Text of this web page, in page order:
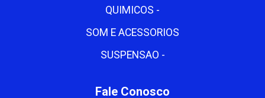
QUIMICOS -
SOM E ACESSORIOS
SUSPENSAO -
Fale Conosco